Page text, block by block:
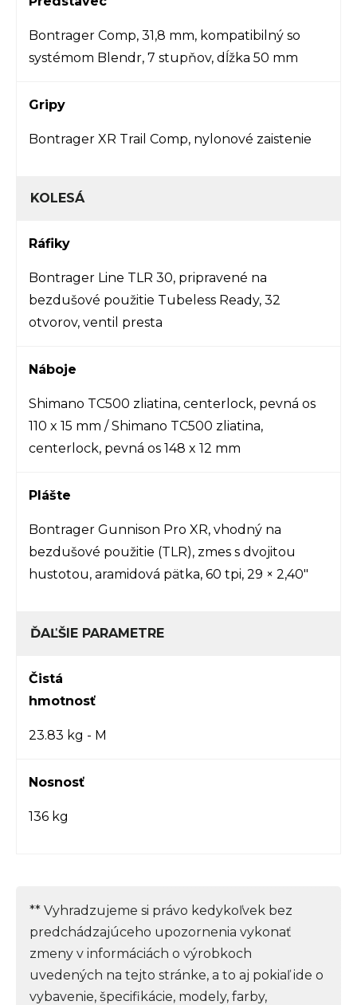
Bontrager Comp, 31,8 mm, kompatibilný so
systémom Blendr, 7 stupňov, dĺžka 50 mm
Gripy
Bontrager XR Trail Comp, nylonové zaistenie
KOLESÁ
Ráfiky
Bontrager Line TLR 30, pripravené na
bezdušové použitie Tubeless Ready, 32
otvorov, ventil presta
Náboje
Shimano TC500 zliatina, centerlock, pevná os
110 x 15 mm / Shimano TC500 zliatina,
centerlock, pevná os 148 x 12 mm
Plášte
Bontrager Gunnison Pro XR, vhodný na
bezdušové použitie (TLR), zmes s dvojitou
hustotou, aramidová pätka, 60 tpi, 29 × 2,40"
ĎAĽŠIE PARAMETRE
Čistá
hmotnosť
23.83 kg - M
Nosnosť
136 kg
** Vyhradzujeme si právo kedykoľvek bez
predchádzajúceho upozornenia vykonať
zmeny v informáciách o výrobkoch
uvedených na tejto stránke, a to aj pokiaľ ide o
vybavenie, špecifikácie, modely, farby,